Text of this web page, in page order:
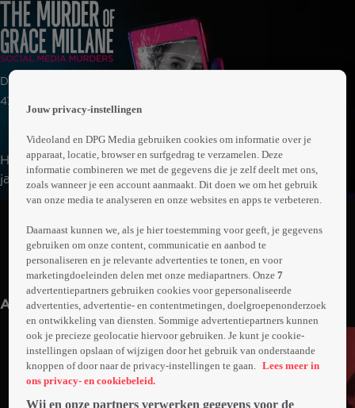
Documentaire | Misdaad
47min
Het aangrijpende verhaal van Grace Millane, een 22-
jarige Britse backpacker die in 2018 verdween in
Auckland, Nieuw-Zeeland, na een date met Jesse
intensieve zoektocht naar Grace, de arrestatie van Jesse
en het daaropvolgende proces. Welke rol speelde
datingapp Tinder in het samenbrengen van deze twee
mensen?
Abonneren op Videoland
Meer
info
Anderen kijken ook
Jouw privacy-instellingen
Videoland en DPG Media gebruiken cookies om informatie over je
apparaat, locatie, browser en surfgedrag te verzamelen. Deze
informatie combineren we met de gegevens die je zelf deelt met ons,
zoals wanneer je een account aanmaakt. Dit doen we om het gebruik
van onze media te analyseren en onze websites en apps te verbeteren.
Daarnaast kunnen we, als je hier toestemming voor geeft, je gegevens
gebruiken om onze content, communicatie en aanbod te
personaliseren en je relevante advertenties te tonen, en voor
marketingdoeleinden delen met onze mediapartners. Onze7
advertentiepartners gebruiken cookies voor gepersonaliseerde
advertenties, advertentie- en contentmetingen, doelgroepenonderzoek
en ontwikkeling van diensten. Sommige advertentiepartners kunnen
ook je precieze geolocatie hiervoor gebruiken. Je kunt je cookie-
instellingen opslaan of wijzigen door het gebruik van onderstaande
knoppen of door naar de privacy-instellingen te gaan.
Lees meer in
ons privacy- en cookiebeleid.
Wij en onze partners verwerken gegevens voor de